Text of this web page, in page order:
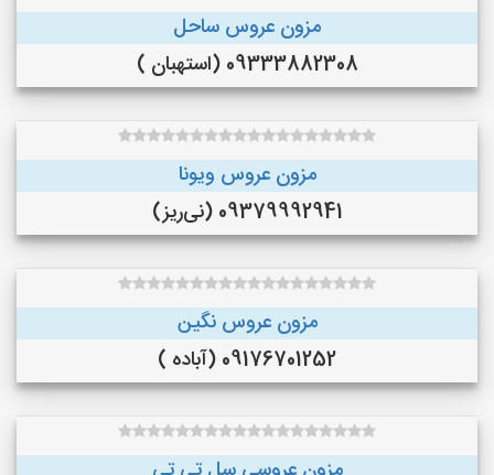
مزون عروس ساحل
09333882308 (استهبان )
مزون عروس ویونا
09379992941 (نی‌ریز)
مزون عروس نگین
09176701252 (آباده )